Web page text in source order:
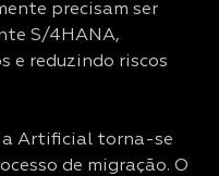
precisam ser
S/4HANA,
e reduzindo riscos
Artificial torna-se
de migração. O